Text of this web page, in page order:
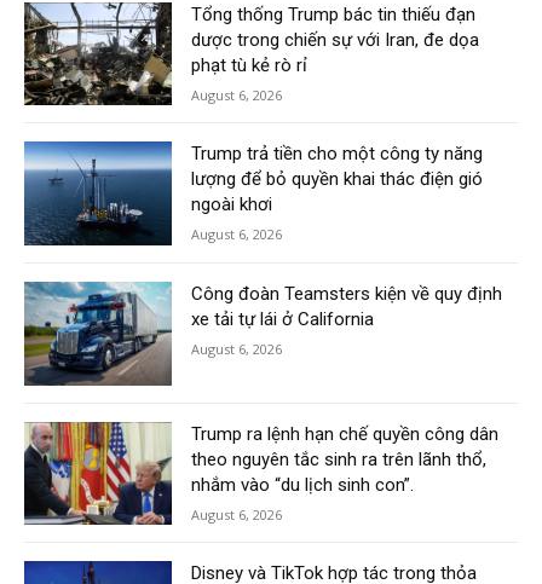
Tổng thống Trump bác tin thiếu đạn
dược trong chiến sự với Iran, đe dọa
phạt tù kẻ rò rỉ
August 6, 2026
Trump trả tiền cho một công ty năng
lượng để bỏ quyền khai thác điện gió
ngoài khơi
August 6, 2026
Công đoàn Teamsters kiện về quy định
xe tải tự lái ở California
August 6, 2026
Trump ra lệnh hạn chế quyền công dân
theo nguyên tắc sinh ra trên lãnh thổ,
nhắm vào “du lịch sinh con”.
August 6, 2026
Disney và TikTok hợp tác trong thỏa